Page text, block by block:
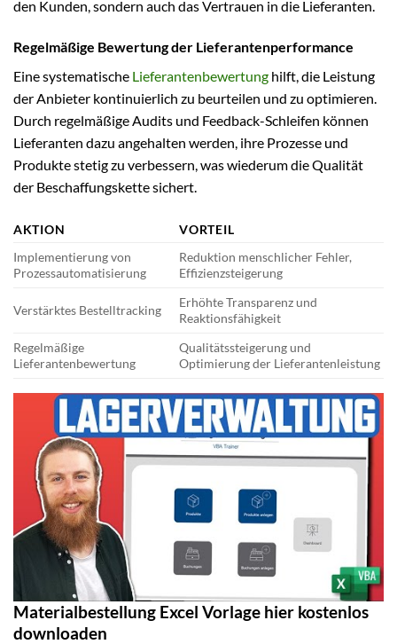
den Kunden, sondern auch das Vertrauen in die Lieferanten.
Regelmäßige Bewertung der Lieferantenperformance
Eine systematische Lieferantenbewertung hilft, die Leistung
der Anbieter kontinuierlich zu beurteilen und zu optimieren.
Durch regelmäßige Audits und Feedback-Schleifen können
Lieferanten dazu angehalten werden, ihre Prozesse und
Produkte stetig zu verbessern, was wiederum die Qualität
der Beschaffungskette sichert.
AKTION
VORTEIL
Implementierung von
Prozessautomatisierung
Reduktion menschlicher Fehler,
Effizienzsteigerung
Verstärktes Bestelltracking
Erhöhte Transparenz und
Reaktionsfähigkeit
Regelmäßige
Lieferantenbewertung
Qualitätssteigerung und
Optimierung der Lieferantenleistung
Materialbestellung Excel Vorlage hier kostenlos
downloaden